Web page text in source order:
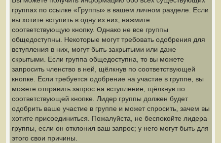
группах по ссылке «Группы» в вашем личном разделе. Если
вы хотите вступить в одну из них, нажмите
соответствующую кнопку. Однако не все группы
общедоступны. Некоторые могут требовать одобрения для
вступления в них, могут быть закрытыми или даже
скрытыми. Если группа общедоступна, то вы можете
запросить членство в ней, щёлкнув по соответствующей
кнопке. Если требуется одобрение на участие в группе, вы
можете отправить запрос на вступление, щёлкнув по
соответствующей кнопке. Лидер группы должен будет
одобрить ваше участие в группе и может спросить, зачем вы
хотите присоединиться. Пожалуйста, не беспокойте лидера
группы, если он отклонил ваш запрос; у него могут быть для
этого свои причины.